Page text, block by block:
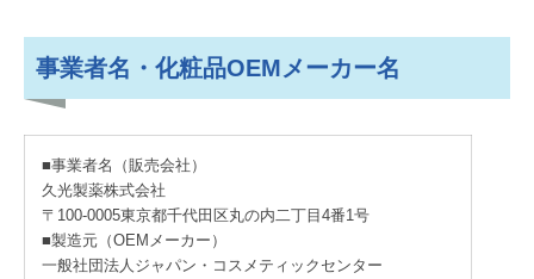
事業者名・化粧品OEMメーカー名
■事業者名（販売会社）
久光製薬株式会社
〒100-0005東京都千代田区丸の内二丁目4番1号
■製造元（OEMメーカー）
一般社団法人ジャパン・コスメティックセンター